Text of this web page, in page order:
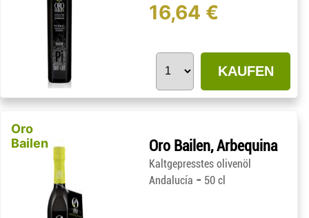
16,64 €
KAUFEN
Oro
Bailen
Oro Bailen, Arbequina
Kaltgepresstes olivenöl
Andalucía - 50 cl